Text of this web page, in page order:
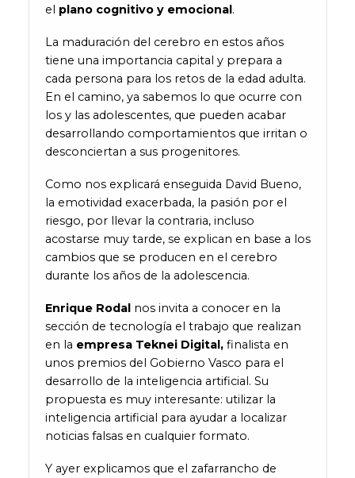
el plano cognitivo y emocional .
La maduración del cerebro en estos años
tiene una importancia capital y prepara a
cada persona para los retos de la edad adulta.
En el camino, ya sabemos lo que ocurre con
los y las adolescentes, que pueden acabar
desarrollando comportamientos que irritan o
desconciertan a sus progenitores.
Como nos explicará enseguida David Bueno,
la emotividad exacerbada, la pasión por el
riesgo, por llevar la contraria, incluso
acostarse muy tarde, se explican en base a los
cambios que se producen en el cerebro
durante los años de la adolescencia.
Enrique Rodalnos invita a conocer en la
sección de tecnología el trabajo que realizan
en la empresa Teknei Digital,finalista en
unos premios del Gobierno Vasco para el
desarrollo de la inteligencia artificial. Su
propuesta es muy interesante: utilizar la
inteligencia artificial para ayudar a localizar
noticias falsas en cualquier formato.
Y ayer explicamos que el zafarrancho de